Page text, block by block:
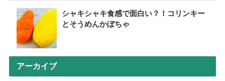
シャキシャキ食感で面白い？！コリンキー
とそうめんかぼちゃ
アーカイブ